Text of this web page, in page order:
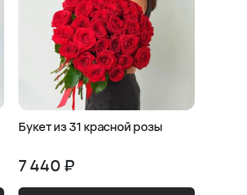
Букет из 31 красной розы
7 440 ₽